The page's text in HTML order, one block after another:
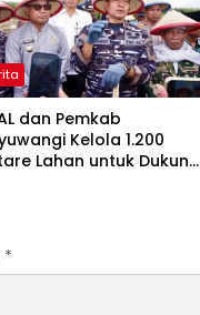
dan Pemkab
Kelola 1.200
Lahan untuk Dukung
*